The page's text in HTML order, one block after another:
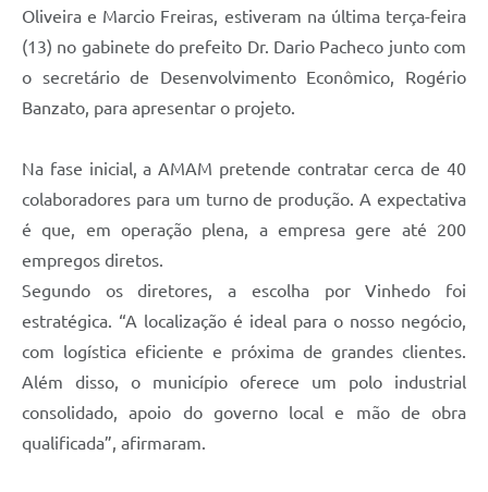
Oliveira e Marcio Freiras, estiveram na última terça-feira
(13) no gabinete do prefeito Dr. Dario Pacheco junto com
o secretário de Desenvolvimento Econômico, Rogério
Banzato, para apresentar o projeto.
Na fase inicial, a AMAM pretende contratar cerca de 40
colaboradores para um turno de produção. A expectativa
é que, em operação plena, a empresa gere até 200
empregos diretos.
Segundo os diretores, a escolha por Vinhedo foi
estratégica. “A localização é ideal para o nosso negócio,
com logística eficiente e próxima de grandes clientes.
Além disso, o município oferece um polo industrial
consolidado, apoio do governo local e mão de obra
qualificada”, afirmaram.